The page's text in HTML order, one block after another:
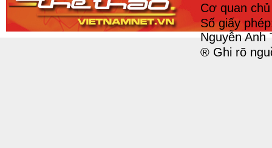
Cơ quan
Số giấy
Nguyễn Anh
® Ghi rõ